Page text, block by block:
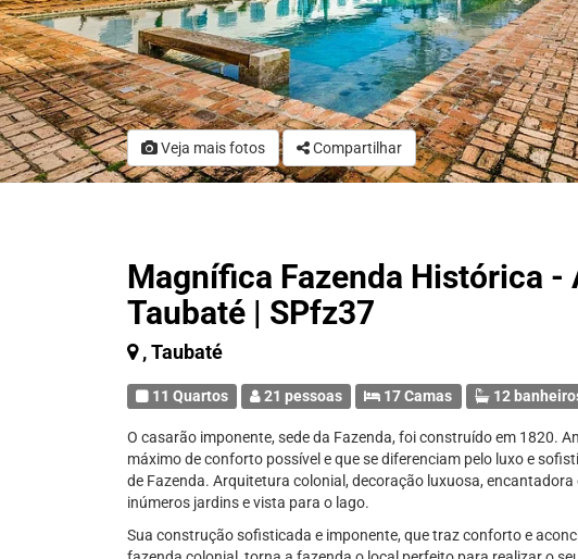
Veja mais fotos Compartilhar
Magnífica Fazenda Histórica -
Taubaté | SPfz37
, Taubaté
11 Quartos 21 pessoas 17 Camas 12
O casarão imponente, sede da Fazenda, foi construído em 1820.
máximo de conforto possível e que se diferenciam pelo luxo e
de Fazenda. Arquitetura colonial, decoração luxuosa, encantadora
inúmeros jardins e vista para o lago.
Sua construção sofisticada e imponente, que traz conforto e